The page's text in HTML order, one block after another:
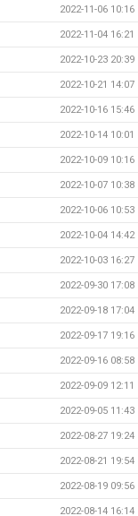
2022-11-06 10:16
2022-11-04 16:21
2022-10-23 20:39
2022-10-21 14:07
2022-10-16 15:46
2022-10-14 10:01
2022-10-09 10:16
2022-10-07 10:38
2022-10-06 10:53
2022-10-04 14:42
2022-10-03 16:27
2022-09-30 17:08
2022-09-18 17:04
2022-09-17 19:16
2022-09-16 08:58
2022-09-09 12:11
2022-09-05 11:43
2022-08-27 19:24
2022-08-21 19:54
2022-08-19 09:56
2022-08-14 16:14